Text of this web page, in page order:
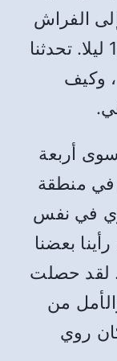
الفراش
ليلا.تحدثنا
وكيف
.
أربعة
في منطقة
في نفس
بعضنا
لقد حصلت
من
روي